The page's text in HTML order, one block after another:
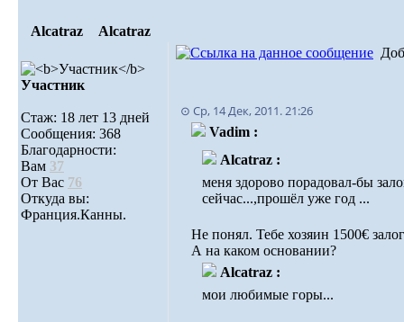
Alcatraz Alcatraz
Участник
Стаж: 18 лет 13 дней
Сообщения: 368
Благодарности:
Вам 37
От Вас 76
Откуда вы:
Франция.Канны.
⊙ Ср, 14 Дек, 2011. 21:26
Vadim :
Alcatraz :
меня здорово порадовал-бы
сейчас...,прошёл уже год ...
Не понял. Тебе хозяин 1500€
А на каком основании?
Alcatraz :
мои любимые горы...